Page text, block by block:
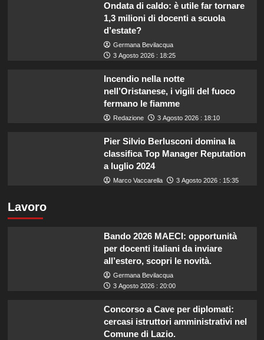
Ondata di caldo: è utile far tornare
1,3 milioni di docenti a scuola
d’estate?
Germana Bevilacqua
3 Agosto 2026 : 18:25
Incendio nella notte
nell’Oristanese, i vigili del fuoco
fermano le fiamme
Redazione 3 Agosto 2026 : 18:10
Pier Silvio Berlusconi domina la
classifica Top Manager Reputation
a luglio 2024
Marco Vaccarella 3 Agosto 2026 : 15:35
Lavoro
Bando 2026 MAECI: opportunità
per docenti italiani da inviare
all’estero, scopri le novità.
Germana Bevilacqua
3 Agosto 2026 : 20:00
Concorso a Cave per diplomati:
cercasi istruttori amministrativi nel
Comune di Lazio.